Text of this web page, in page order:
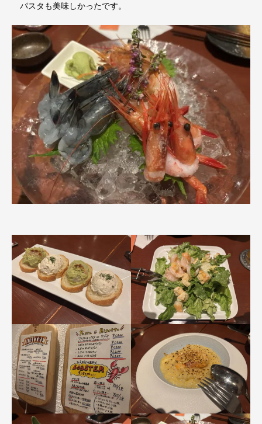
パスタも美味しかったです。